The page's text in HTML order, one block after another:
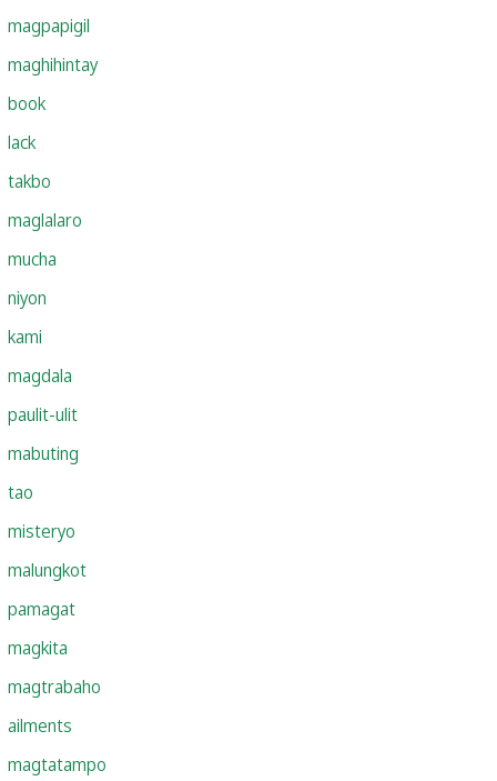
magpapigil
maghihintay
book
lack
takbo
maglalaro
mucha
niyon
kami
magdala
paulit-ulit
mabuting
tao
misteryo
malungkot
pamagat
magkita
magtrabaho
ailments
magtatampo